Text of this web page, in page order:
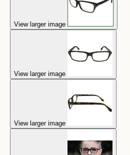
View larger image
View larger image
View larger image